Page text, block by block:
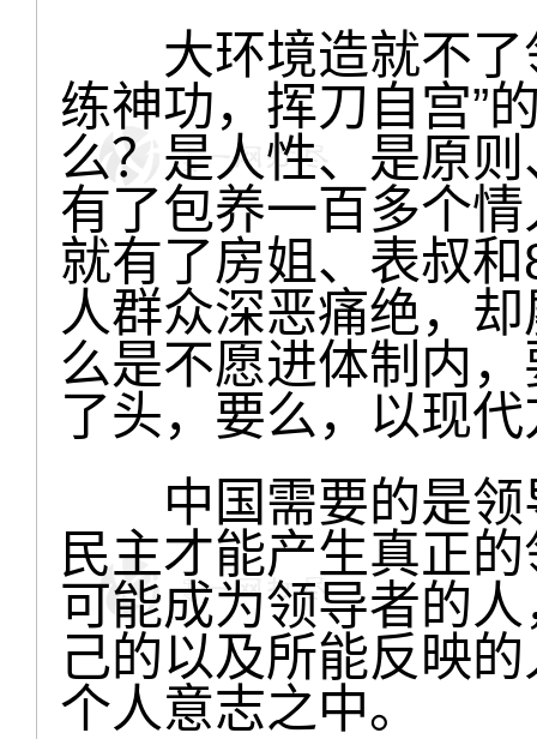
大环境造就不了
练神功，挥刀自宫”
么？是人性、是原
有了包养一百多个
就有了房姐、表叔
人群众深恶痛绝，
么是不愿进体制内
了头，要么，以现
中国需要的是领
民主才能产生真正
可能成为领导者的
己的以及所能反映
个人意志之中。